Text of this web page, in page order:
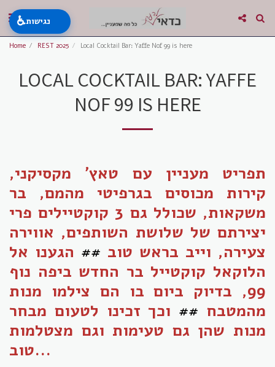
Home REST 2025 Local Cocktail Bar: Yaffe Nof 99 is here
LOCAL COCKTAIL BAR: YAFFE
NOF 99 IS HERE
תפריט מעניין עם טאץ' מקסיקני,
קירות מכוסים בגרפיטי מהמם, בר
משקאות, שכולל גם 3 קוקטיילים פרי
יצירתם של שלושת השותפים, אווירה
צעירה, וייב בראש טוב ## הגענו אל
הלוקאל קוקטייל בר החדש ביפה נוף
99, בדיוק ביום בו הם צילמו מנות
מהמטבח ## וכך זכינו לטעום מבחר
מנות שהן גם טעימות וגם מצטלמות
טוב...
♿נגישות